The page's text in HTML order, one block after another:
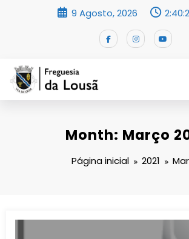
9 Agosto, 2026
Month: Março
Página inicial 2021